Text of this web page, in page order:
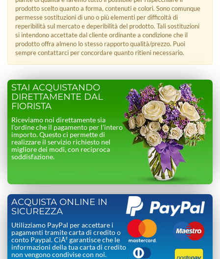
prodotto scelto quanto a forma, contenuti e colori. Sono comunque
permesse sostituzioni di uno o più elementi per difficoltà di
reperibilità sul mercato e deperibilità del prodotto. Tali sostituzioni
si intendono accettate dal cliente ordinante a condizione che il
prodotto offra almeno lo stesso rapporto qualità/prezzo. Puoi
sempre contattarci per concordare quanto ritieni necessario.
STAI ACQUISTANDO
DIRETTAMENTE DAL
FIORISTA
Riceviamo noi direttamente sia
l’ordine che il pagamento per l’intero
importo. Questo ci permette di
realizzare il servizio richiesto nel
migliore dei modi, con reciproca
soddisfazione.
ACQUISTA ONLINE IN
SICUREZZA
Utilizziamo PayPal per accettare i
pagamenti tramite carta di credito o
conto Paypal. CiÃ² garantisce che le
informazioni della tua carta di credito
non vengono condivise con noi.